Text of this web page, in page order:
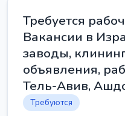
Требуется
Вакансии в
заводы,
объявления,
Тель-Авив,
Требуются